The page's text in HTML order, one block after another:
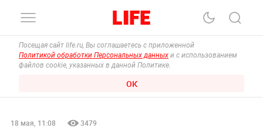
Посещая сайт life.ru, Вы соглашаетесь с приложенной
Политикой обработки Персональных данных и с использованием
файлов cookie, указанных в данной Политике.
ОК
18 мая, 11:08 3479